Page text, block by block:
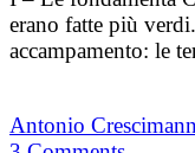
erano fatte più
accampamento: le
Antonio